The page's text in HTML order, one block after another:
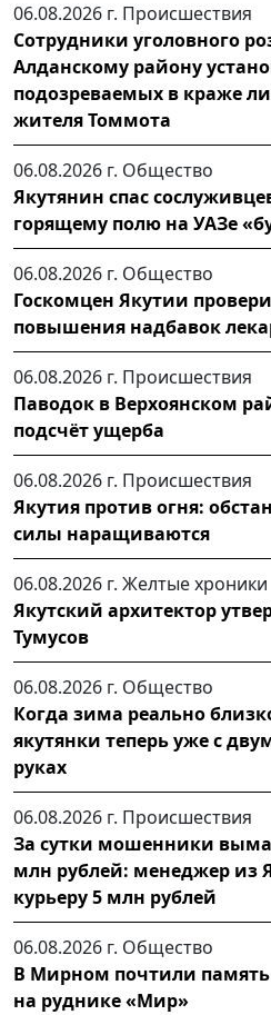
06.08.2026 г. Происшествия
Сотрудники уголовного
Алданскому району
подозреваемых в краже
жителя Томмота
06.08.2026 г. Общество
Якутянин спас
горящему полю на УАЗе
06.08.2026 г. Общество
Госкомцен Якутии
повышения надбавок
06.08.2026 г. Происшествия
Паводок в Верхоянском
подсчёт ущерба
06.08.2026 г. Происшествия
Якутия против огня:
силы наращиваются
06.08.2026 г. Желтые хроники
Якутский архитектор
Тумусов
06.08.2026 г. Общество
Когда зима реально
якутянки теперь уже с
руках
06.08.2026 г. Происшествия
За сутки мошенники
млн рублей: менеджер из
курьеру 5 млн рублей
06.08.2026 г. Общество
В Мирном почтили
на руднике «Мир»